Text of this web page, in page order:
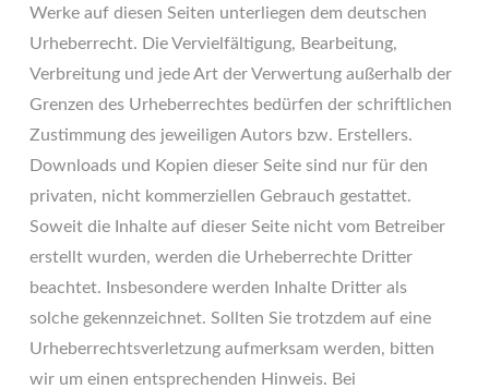
Werke auf diesen Seiten unterliegen dem deutschen
Urheberrecht. Die Vervielfältigung, Bearbeitung,
Verbreitung und jede Art der Verwertung außerhalb der
Grenzen des Urheberrechtes bedürfen der schriftlichen
Zustimmung des jeweiligen Autors bzw. Erstellers.
Downloads und Kopien dieser Seite sind nur für den
privaten, nicht kommerziellen Gebrauch gestattet.
Soweit die Inhalte auf dieser Seite nicht vom Betreiber
erstellt wurden, werden die Urheberrechte Dritter
beachtet. Insbesondere werden Inhalte Dritter als
solche gekennzeichnet. Sollten Sie trotzdem auf eine
Urheberrechtsverletzung aufmerksam werden, bitten
wir um einen entsprechenden Hinweis. Bei